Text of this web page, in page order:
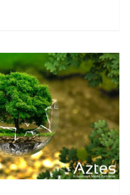
Medio Ambiente
la COVID-19